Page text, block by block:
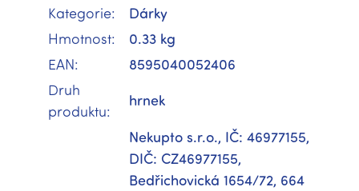
Kategorie:
Dárky
Hmotnost:
0.33 kg
EAN:
8595040052406
Druh
produktu:
hrnek
Nekupto s.r.o., IČ: 46977155,
DIČ: CZ46977155,
Bedřichovická 1654/72, 664